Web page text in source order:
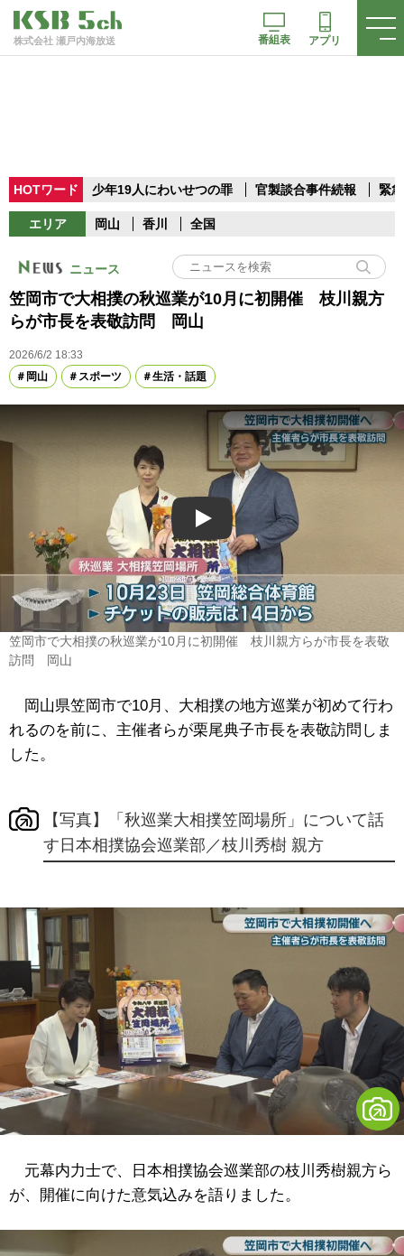
株式会社 瀬戸内海放送 番組表 アプリ
HOTワード 少年19人にわいせつの罪 官製談合事件続報 緊
エリア 岡山 香川 全国
ニュース
笠岡市で大相撲の秋巡業が10月に初開催 枝川親方
らが市長を表敬訪問 岡山
2026/6/2 18:33
岡山
スポーツ 生活・話題
Play
笠岡市で大相撲の秋巡業が10月に初開催 枝川親方らが市長を表敬
訪問 岡山
岡山県笠岡市で10月、大相撲の地方巡業が初めて行わ
れるのを前に、主催者らが栗尾典子市長を表敬訪問しま
した。
【写真】「秋巡業大相撲笠岡場所」について話
す日本相撲協会巡業部／枝川秀樹 親方
元幕内力士で、日本相撲協会巡業部の枝川秀樹親方ら
が、開催に向けた意気込みを語りました。